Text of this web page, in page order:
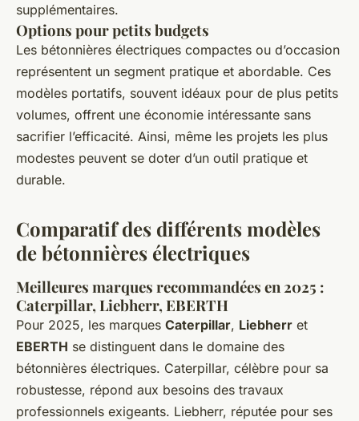
supplémentaires.
Options pour petits budgets
Les bétonnières électriques compactes ou d’occasion
représentent un segment pratique et abordable. Ces
modèles portatifs, souvent idéaux pour de plus petits
volumes, offrent une économie intéressante sans
sacrifier l’efficacité. Ainsi, même les projets les plus
modestes peuvent se doter d’un outil pratique et
durable.
Comparatif des différents modèles
de bétonnières électriques
Meilleures marques recommandées en 2025 :
Caterpillar, Liebherr, EBERTH
Pour 2025, les marques Caterpillar, Liebherr et
EBERTH se distinguent dans le domaine des
bétonnières électriques. Caterpillar, célèbre pour sa
robustesse, répond aux besoins des travaux
professionnels exigeants. Liebherr, réputée pour ses